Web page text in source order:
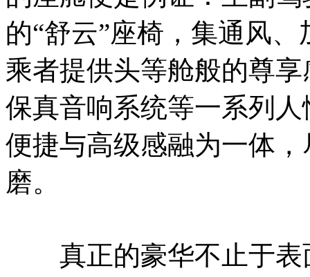
的“舒云”座椅，集通风
乘者提供头等舱般的尊
保真音响系统等一系列
便捷与高级感融为一体
磨。
真正的豪华不止于表